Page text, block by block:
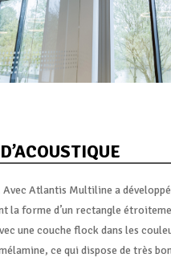
Avec Atlantis Multiline a
la forme d’un rectangle
une couche flock dans les
ce qui dispose de très